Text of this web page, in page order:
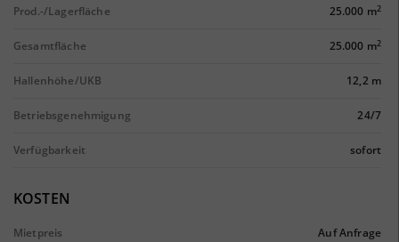
Prod.-/Lagerfläche 25.000 m2
Gesamtfläche 25.000 m2
Hallenhöhe/UKB 12,2 m
Betriebsgenehmigung 24/7
Verfügbarkeit sofort
KOSTEN
Mietpreis Auf Anfrage